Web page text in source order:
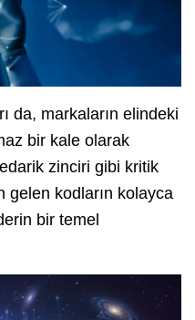
da, markaların elindeki
bir kale olarak
zinciri gibi kritik
gelen kodların kolayca
bir temel